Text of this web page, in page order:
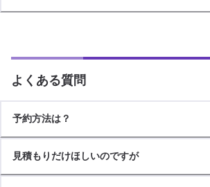
よくある質問
予約方法は？
見積もりだけほしいのですが